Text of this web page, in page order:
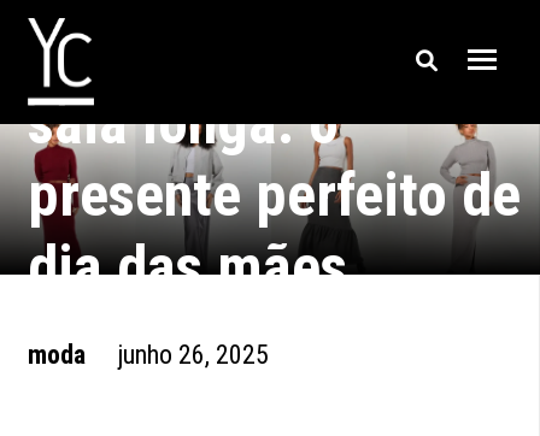
saia longa: o
presente perfeito de
dia das mães
moda junho 26, 2025